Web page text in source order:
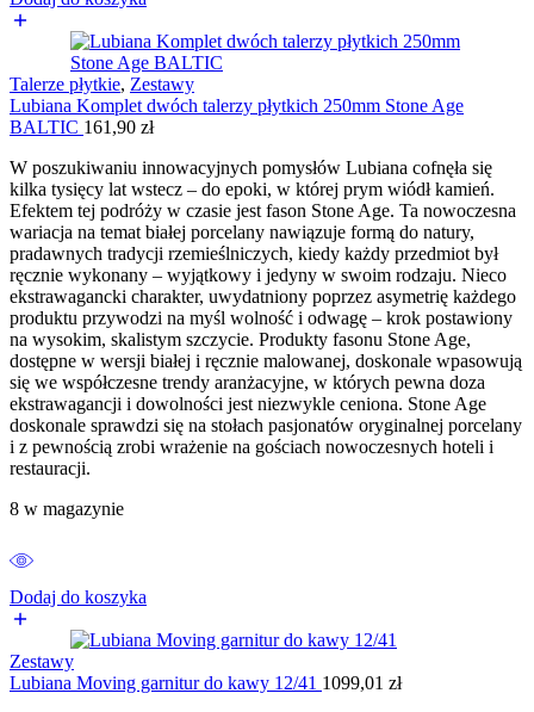
Talerze płytkie, Zestawy
Lubiana Komplet dwóch talerzy płytkich 250mm Stone Age
BALTIC 161,90 zł
W poszukiwaniu innowacyjnych pomysłów Lubiana cofnęła się
kilka tysięcy lat wstecz – do epoki, w której prym wiódł kamień.
Efektem tej podróży w czasie jest fason Stone Age. Ta nowoczesna
wariacja na temat białej porcelany nawiązuje formą do natury,
pradawnych tradycji rzemieślniczych, kiedy każdy przedmiot był
ręcznie wykonany – wyjątkowy i jedyny w swoim rodzaju. Nieco
ekstrawagancki charakter, uwydatniony poprzez asymetrię każdego
produktu przywodzi na myśl wolność i odwagę – krok postawiony
na wysokim, skalistym szczycie. Produkty fasonu Stone Age,
dostępne w wersji białej i ręcznie malowanej, doskonale wpasowują
się we współczesne trendy aranżacyjne, w których pewna doza
ekstrawagancji i dowolności jest niezwykle ceniona. Stone Age
doskonale sprawdzi się na stołach pasjonatów oryginalnej porcelany
i z pewnością zrobi wrażenie na gościach nowoczesnych hoteli i
restauracji.
8 w magazynie
Dodaj do koszyka
Zestawy
Lubiana Moving garnitur do kawy 12/41 1099,01 zł